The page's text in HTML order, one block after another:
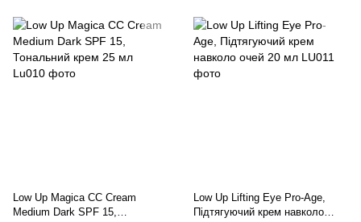
Low Up Magica CC Cream
Medium Dark SPF 15,
Low Up Lifting Eye Pro-Age,
Підтягуючий крем навколо